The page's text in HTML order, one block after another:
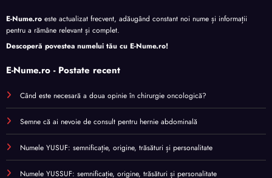
E-Nume.ro este actualizat frecvent, adăugând constant noi nume și informații
pentru a rămâne relevant și complet.
Descoperă povestea numelui tău cu E-Nume.ro!
E-Nume.ro - Postate recent
Când este necesară a doua opinie în chirurgie oncologică?
Semne că ai nevoie de consult pentru hernie abdominală
Numele YUSUF: semnificație, origine, trăsături și personalitate
Numele YUSSUF: semnificație, origine, trăsături și personalitate